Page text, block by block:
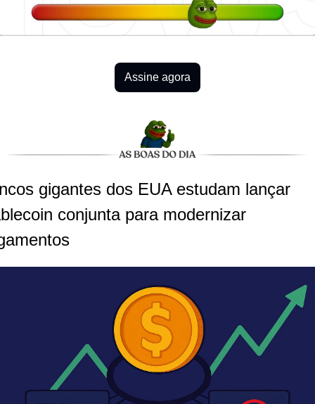
Assine agora
gigantes dos EUA estudam lançar
conjunta para modernizar